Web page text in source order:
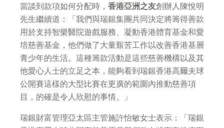
當談到款項如何分配時， 香港亞洲之友創辦人陳悅明
先生繼續道：「我們與瑞銀集團共同決定將籌得善款
用於支持智樂醫院遊戲服務、凝動香港體育基金和愛
培慈善基金，他們做了大量艱苦工作以改善香港基層
青少年的生活。這種籌款活動是這些慈善機構以及其
他愛心人士的立足之本，能夠看到瑞銀香港高爾夫球
公開賽這樣的大型比賽在更廣的範圍內推動慈善項
目，的確是令人欣慰的事情。」
瑞銀財富管理亞太區主管施許怡敏女士表示：「瑞銀